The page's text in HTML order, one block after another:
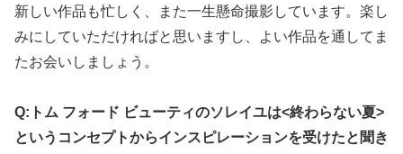
新しい作品も忙しく、また一生懸命撮影しています。楽し
みにしていただければと思いますし、よい作品を通してま
たお会いしましょう。
Q:トム フォード ビューティのソレイユは<終わらない夏>
というコンセプトからインスピレーションを受けたと聞き